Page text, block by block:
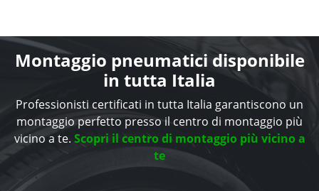
Montaggio pneumatici disponibile
in tutta Italia
Professionisti certificati in tutta Italia garantiscono un
montaggio perfetto presso il centro di montaggio più
vicino a te. Scopri il centro di montaggio più vicino a
te